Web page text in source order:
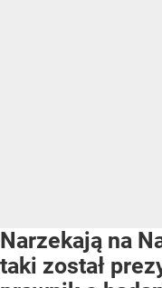
Narzekają na
taki został